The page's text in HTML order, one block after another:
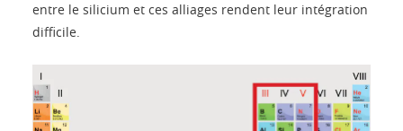
entre le silicium et ces alliages rendent leur intégration
difficile.